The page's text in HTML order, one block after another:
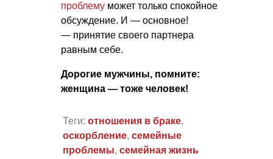
проблему может только спокойное
обсуждение. И — основное!
— принятие своего партнера
равным себе.
Дорогие мужчины, помните:
женщина — тоже человек!
Теги: отношения в браке,
оскорбление, семейные
проблемы, семейная жизнь